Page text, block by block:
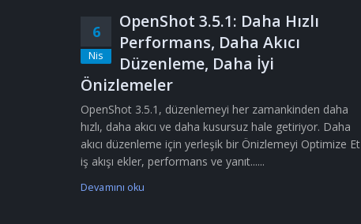
6
Nis
OpenShot 3.5.1: Daha Hızlı
Performans, Daha Akıcı
Düzenleme, Daha İyi
Önizlemeler
OpenShot 3.5.1, düzenlemeyi her zamankinden daha
hızlı, daha akıcı ve daha kusursuz hale getiriyor. Daha
akıcı düzenleme için yerleşik bir Önizlemeyi Optimize Et
iş akışı ekler, performans ve yanıt......
Devamını oku